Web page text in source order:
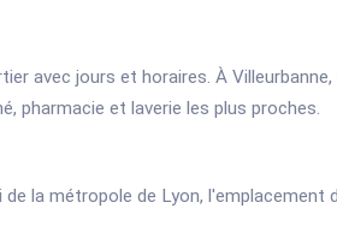
avec jours et horaires. À
pharmacie et laverie les plus proches.
la métropole de Lyon,